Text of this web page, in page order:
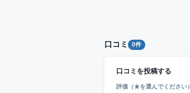
口コミ 0件
口コミを投稿する
評価（★を選んでください）